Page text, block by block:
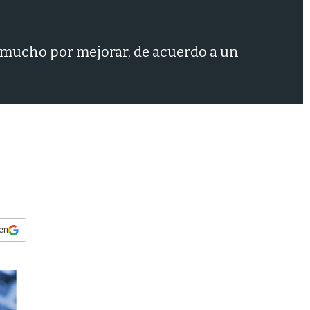
por mejorar, de acuerdo a un